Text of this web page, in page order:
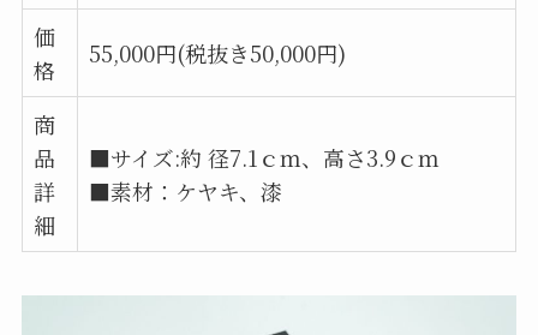
価
格
55,000円(税抜き50,000円)
商
品
詳
細
■サイズ:約 径7.1ｃｍ、高さ3.9ｃｍ
■素材：ケヤキ、漆